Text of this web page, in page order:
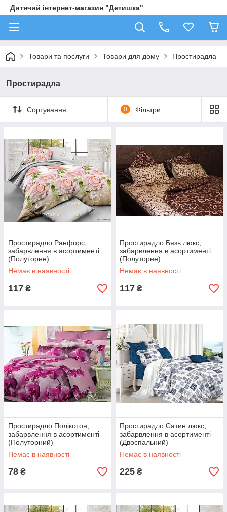
Дитячий інтернет-магазин "Детишка"
Товари та послуги Товари для дому Простирадла
Простирадла
Сортування 0 Фільтри
Простирадло Ранфорс,
забарвлення в асортименті
(Полуторне)
Немає в наявності
117 ₴
Простирадло Бязь люкс,
забарвлення в асортименті
(Полуторне)
Немає в наявності
117 ₴
Простирадло Полікотон,
забарвлення в асортименті
(Полуторний)
Немає в наявності
78 ₴
Простирадло Сатин люкс,
забарвлення в асортименті
(Двоспальний)
Немає в наявності
225 ₴